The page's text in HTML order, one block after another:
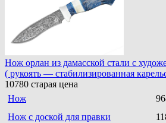
Нож орлан из дамасской стали с
( рукоять — стабилизированная
10780 старая цена
Нож
Нож с доской для правки